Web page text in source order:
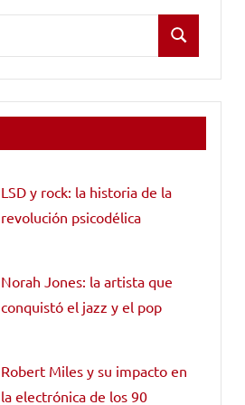
Buscar
LSD y rock: la historia de la
revolución psicodélica
Norah Jones: la artista que
conquistó el jazz y el pop
Robert Miles y su impacto en
la electrónica de los 90